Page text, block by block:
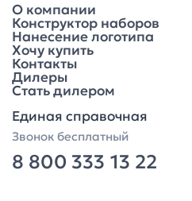
О компании
Конструктор наборов
Нанесение логотипа
Хочу купить
Контакты
Дилеры
Стать дилером
Единая справочная
Звонок бесплатный
8 800 333 13 22